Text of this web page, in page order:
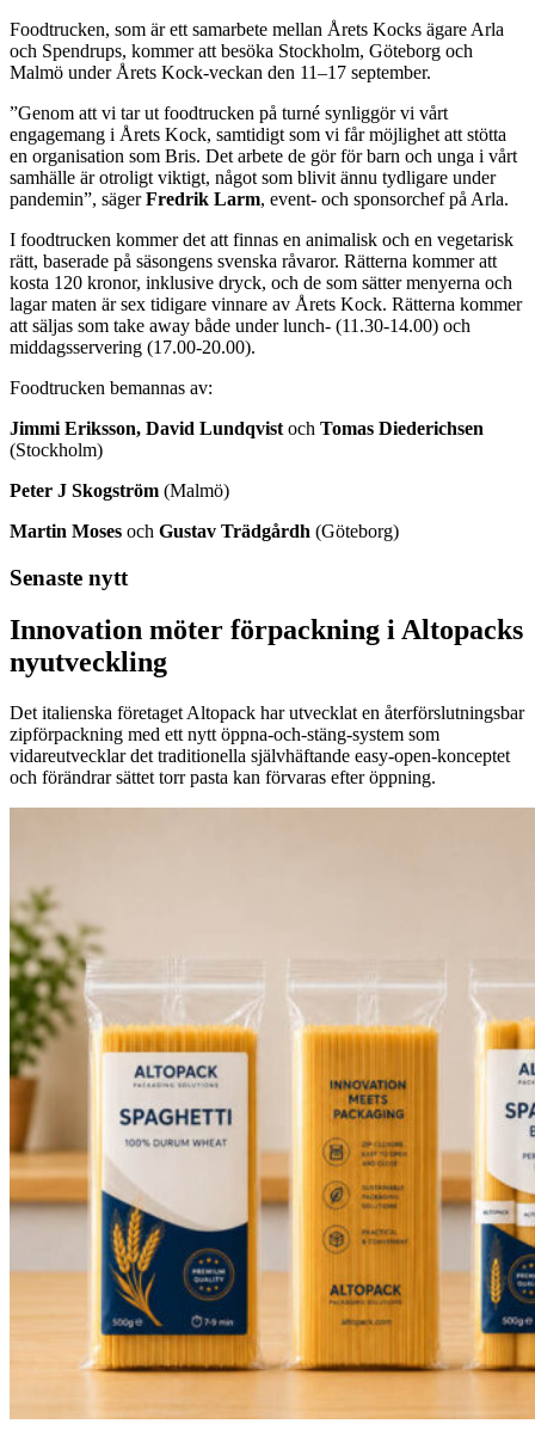
Foodtrucken, som är ett samarbete mellan Årets Kocks ägare Arla
och Spendrups, kommer att besöka Stockholm, Göteborg och
Malmö under Årets Kock-veckan den 11–17 september.
”Genom att vi tar ut foodtrucken på turné synliggör vi vårt
engagemang i Årets Kock, samtidigt som vi får möjlighet att stötta
en organisation som Bris. Det arbete de gör för barn och unga i vårt
samhälle är otroligt viktigt, något som blivit ännu tydligare under
pandemin”, sägerFredrik Larm, event- och sponsorchef på Arla.
I foodtrucken kommer det att finnas en animalisk och en vegetarisk
rätt, baserade på säsongens svenska råvaror. Rätterna kommer att
kosta 120 kronor, inklusive dryck, och de som sätter menyerna och
lagar maten är sex tidigare vinnare av Årets Kock. Rätterna kommer
att säljas som take away både under lunch- (11.30-14.00) och
middagsservering (17.00-20.00).
Foodtrucken bemannas av:
Jimmi Eriksson, David Lundqvist och Tomas Diederichsen
(Stockholm)
Peter J Skogström (Malmö)
Martin Moses och Gustav Trädgårdh (Göteborg)
Senaste nytt
Innovation möter förpackning i Altopacks
nyutveckling
Det italienska företaget Altopack har utvecklat en återförslutningsbar
zipförpackning med ett nytt öppna-och-stäng-system som
vidareutvecklar det traditionella självhäftande easy-open-konceptet
och förändrar sättet torr pasta kan förvaras efter öppning.